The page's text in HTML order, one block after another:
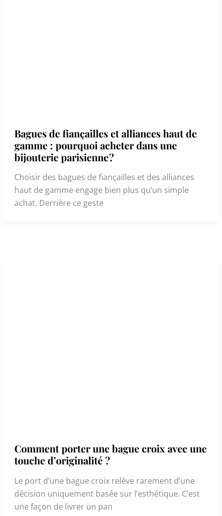
Bagues de fiançailles et alliances haut de
gamme : pourquoi acheter dans une
bijouterie parisienne ?
Choisir des bagues de fiançailles et des alliances
haut de gamme engage bien plus qu’un simple
achat. Derrière ce geste
Comment porter une bague croix avec une
touche d’originalité ?
Le port d’une bague croix relève rarement d’une
décision uniquement basée sur l’esthétique. C’est
une façon de livrer un pan